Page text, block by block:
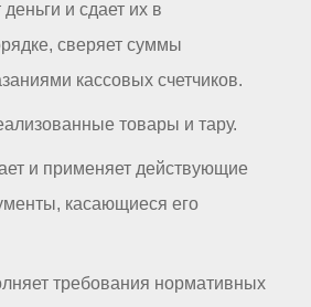
и сдает их в
сверяет суммы
кассовых счетчиков.
товары и тару.
и применяет действующие
касающиеся его
требования нормативных